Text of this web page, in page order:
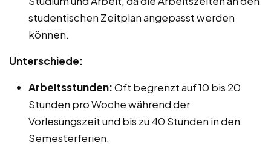
studentischen Zeitplan angepasst werden
können.
Unterschiede:
Arbeitsstunden:Oft begrenzt auf 10 bis 20
Stunden pro Woche während der
Vorlesungszeit und bis zu 40 Stunden in den
Semesterferien.